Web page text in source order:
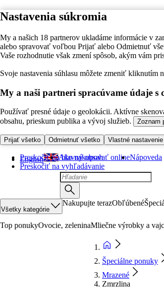
Nastavenia súkromia
My a našich 18 partnerov ukladáme informácie v
alebo spravovať voľbou Prijať alebo Odmietnuť
Vaše rozhodnutie však zmení spôsob, akým vám
Svoje nastavenia súhlasu môžete zmeniť kliknutím
My a naši partneri spracúvame údaje s
Používať presné údaje o geolokácii. Aktívne
obsahu, prieskum publika a vývoj služieb.
Zoznam
Prijať všetko Odmietnuť všetko Vlastné nastavenie
Preskočiť na hlavný obsah
Preskočiť na vyhľadávanie
English Ako nakupovať onlineNápoveda
Všetky kategórie
Nakupujte terazObľúbené
Top ponukyOvocie, zeleninaMliečne výrobky a
Špeciálne ponuky
Mrazené
Zmrzlina